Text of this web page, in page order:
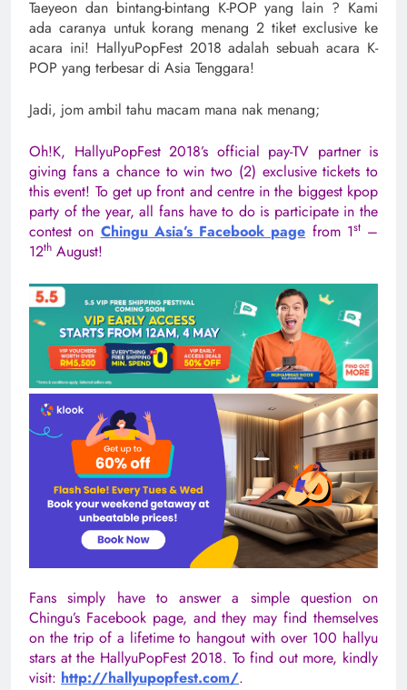
Taeyeon dan bintang-bintang K-POP yang lain ? Kami
ada caranya untuk korang menang 2 tiket exclusive ke
acara ini! HallyuPopFest 2018 adalah sebuah acara K-
POP yang terbesar di Asia Tenggara!
Jadi, jom ambil tahu macam mana nak menang;
Oh!K, HallyuPopFest 2018’s official pay-TV partner is
giving fans a chance to win two (2) exclusive tickets to
this event! To get up front and centre in the biggest kpop
party of the year, all fans have to do is participate in the
contest on Chingu Asia’s Facebook page from 1st–
12th August!
Fans simply have to answer a simple question on
Chingu’s Facebook page, and they may find themselves
on the trip of a lifetime to hangout with over 100 hallyu
stars at the HallyuPopFest 2018. To find out more, kindly
visit: http://hallyupopfest.com/.